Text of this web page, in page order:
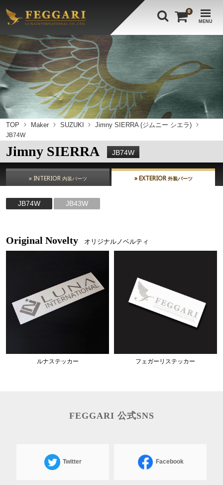
MENU
0
TOP Maker SUZUKI Jimny SIERRA (ジムニー シエラ)
JB74W
Jimny SIERRA JB74W
» INTERIOR 内装パーツ » EXTERIOR 外装パーツ
JB74W JB43W
Original Novelty オリジナルノベルティ
ルナステッカー フェガーリステッカー
FEGGARI 公式SNS
Twitter Facebook